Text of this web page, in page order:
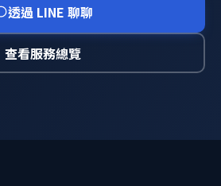
透過 LINE 聊聊
查看服務總覽